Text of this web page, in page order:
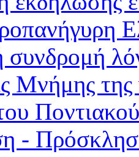
συνδρομή
Μνήμης της
-